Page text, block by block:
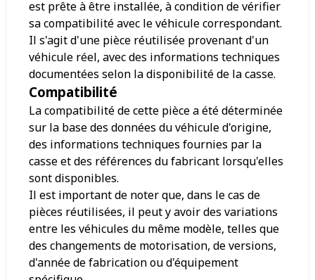
est prête à être installée, à condition de vérifier
sa compatibilité avec le véhicule correspondant.
Il s'agit d'une pièce réutilisée provenant d'un
véhicule réel, avec des informations techniques
documentées selon la disponibilité de la casse.
Compatibilité
La compatibilité de cette pièce a été déterminée
sur la base des données du véhicule d'origine,
des informations techniques fournies par la
casse et des références du fabricant lorsqu'elles
sont disponibles.
Il est important de noter que, dans le cas de
pièces réutilisées, il peut y avoir des variations
entre les véhicules du même modèle, telles que
des changements de motorisation, de versions,
d'année de fabrication ou d'équipement